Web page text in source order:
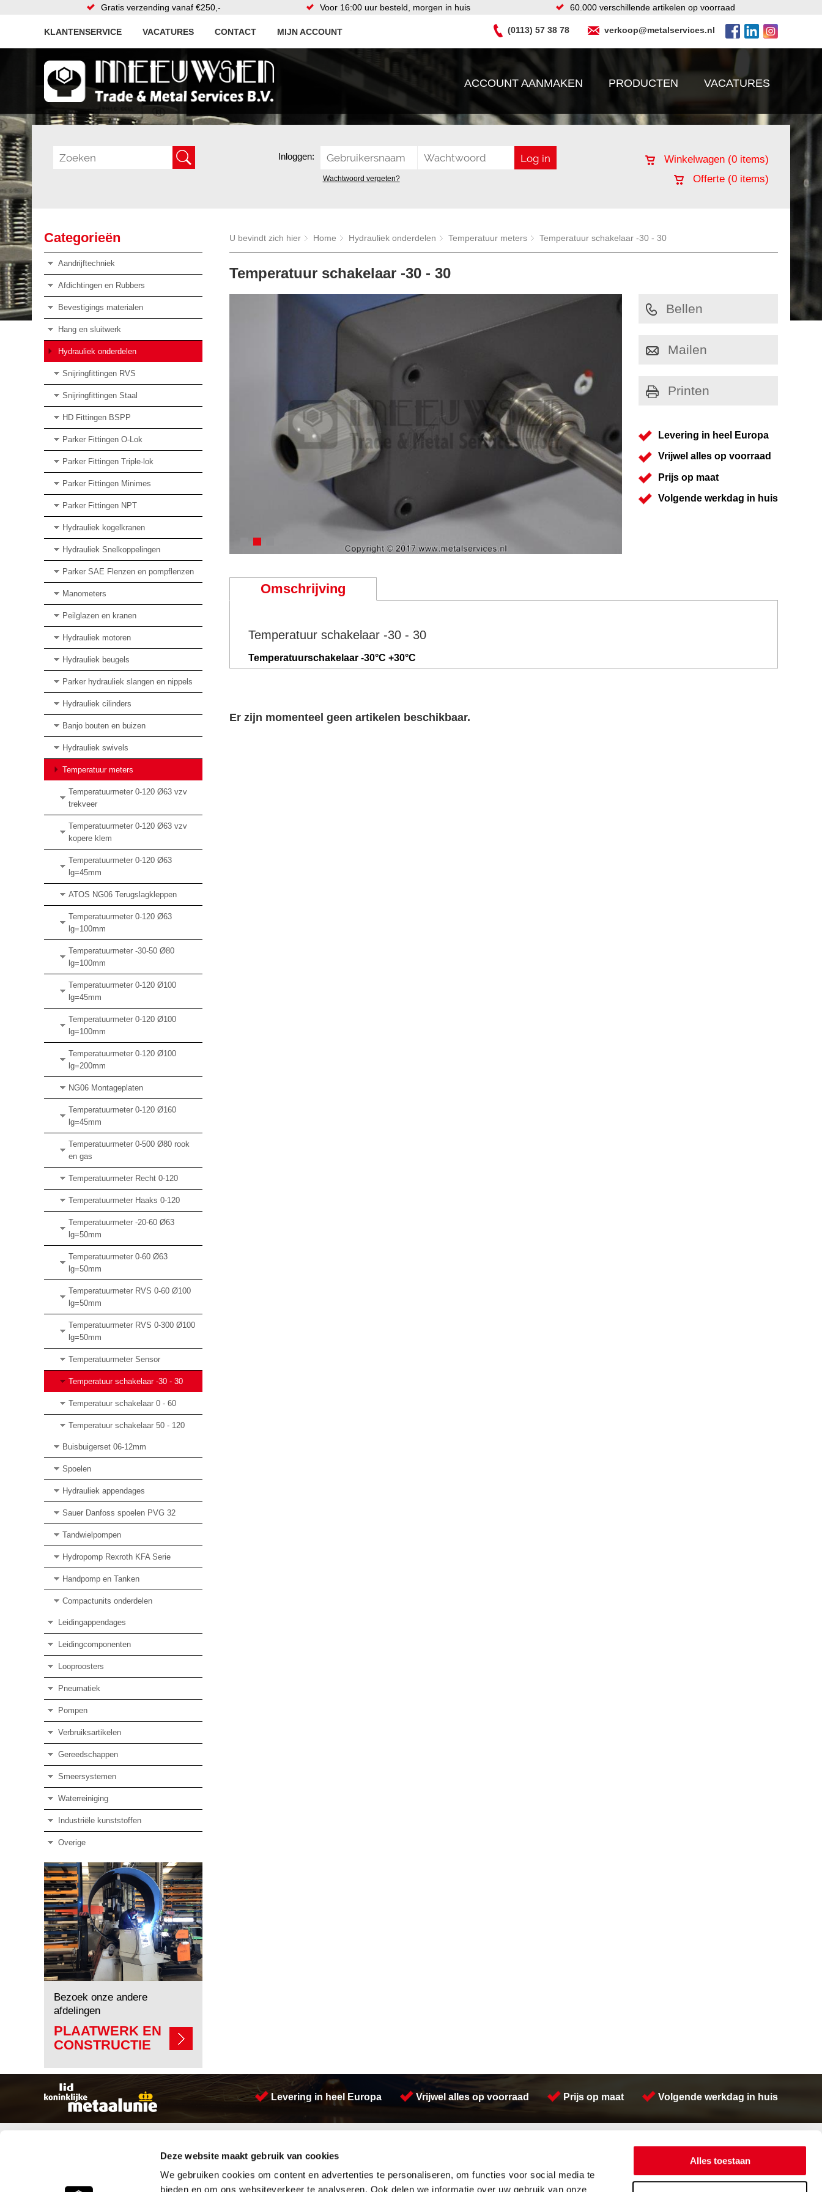
Deze website maakt gebruik van cookies
We gebruiken cookies om content en advertenties te personaliseren, om functies voor social media te
bieden en om ons websiteverkeer te analyseren. Ook delen we informatie over uw gebruik van onze
Alles toestaan
Gratis verzending vanaf €250,- Voor 16:00 uur besteld, morgen in huis 60.000 verschillende artikelen op voorraad
KLANTENSERVICE VACATURES CONTACT MIJN ACCOUNT (0113) 57 38 78 verkoop@metalservices.nl
ACCOUNT AANMAKEN PRODUCTEN VACATURES
Inloggen:
Wachtwoord vergeten?
Winkelwagen (0 items)
Offerte (0 items)
Categorieën
Aandrijftechniek
Afdichtingen en Rubbers
Bevestigings materialen
Hang en sluitwerk
Hydrauliek onderdelen
Snijringfittingen RVS
Snijringfittingen Staal
HD Fittingen BSPP
Parker Fittingen O-Lok
Parker Fittingen Triple-lok
Parker Fittingen Minimes
Parker Fittingen NPT
Hydrauliek kogelkranen
Hydrauliek Snelkoppelingen
Parker SAE Flenzen en pompflenzen
Manometers
Peilglazen en kranen
Hydrauliek motoren
Hydrauliek beugels
Parker hydrauliek slangen en nippels
Hydrauliek cilinders
Banjo bouten en buizen
Hydrauliek swivels
Temperatuur meters
Temperatuurmeter 0-120 Ø63 vzv
trekveer
Temperatuurmeter 0-120 Ø63 vzv
kopere klem
Temperatuurmeter 0-120 Ø63
lg=45mm
ATOS NG06 Terugslagkleppen
Temperatuurmeter 0-120 Ø63
lg=100mm
Temperatuurmeter -30-50 Ø80
lg=100mm
Temperatuurmeter 0-120 Ø100
lg=45mm
Temperatuurmeter 0-120 Ø100
lg=100mm
Temperatuurmeter 0-120 Ø100
lg=200mm
NG06 Montageplaten
Temperatuurmeter 0-120 Ø160
lg=45mm
Temperatuurmeter 0-500 Ø80 rook
en gas
Temperatuurmeter Recht 0-120
Temperatuurmeter Haaks 0-120
Temperatuurmeter -20-60 Ø63
lg=50mm
Temperatuurmeter 0-60 Ø63
lg=50mm
Temperatuurmeter RVS 0-60 Ø100
lg=50mm
Temperatuurmeter RVS 0-300 Ø100
lg=50mm
Temperatuurmeter Sensor
Temperatuur schakelaar -30 - 30
Temperatuur schakelaar 0 - 60
Temperatuur schakelaar 50 - 120
Buisbuigerset 06-12mm
Spoelen
Hydrauliek appendages
Sauer Danfoss spoelen PVG 32
Tandwielpompen
Hydropomp Rexroth KFA Serie
Handpomp en Tanken
Compactunits onderdelen
Leidingappendages
Leidingcomponenten
Looproosters
Pneumatiek
Pompen
Verbruiksartikelen
Gereedschappen
Smeersystemen
Waterreiniging
Industriële kunststoffen
Overige
Bezoek onze andere
afdelingen
PLAATWERK EN
CONSTRUCTIE
U bevindt zich hier Home Hydrauliek onderdelen Temperatuur meters Temperatuur schakelaar -30 - 30
Temperatuur schakelaar -30 - 30
Bellen
Mailen
Printen
Levering in heel Europa
Vrijwel alles op voorraad
Prijs op maat
Volgende werkdag in huis
Omschrijving
Temperatuur schakelaar -30 - 30
Temperatuurschakelaar -30°C +30°C
Er zijn momenteel geen artikelen beschikbaar.
Levering in heel Europa Vrijwel alles op voorraad Prijs op maat Volgende werkdag in huis
Aandrijftechniek
Afdichtingen en Rubbers
Bevestigings materialen
Hang en sluitwerk
Hydrauliek onderdelen
Warmgewalste platen
Constructie
Meeuwsen Trade & Metal Services B.V.
Telefoon:
(0113) 57 38 78